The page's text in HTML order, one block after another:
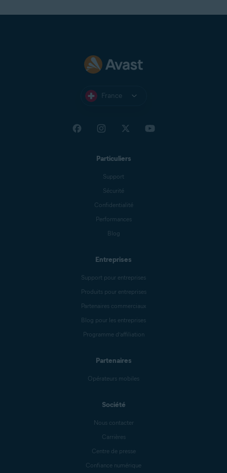
France
Particuliers
Support
Sécurité
Confidentialité
Performances
Blog
Entreprises
Support pour entreprises
Produits pour entreprises
Partenaires commerciaux
Blog pour les entreprises
Programme d’affiliation
Partenaires
Opérateurs mobiles
Société
Nous contacter
Carrières
Centre de presse
Confiance numérique